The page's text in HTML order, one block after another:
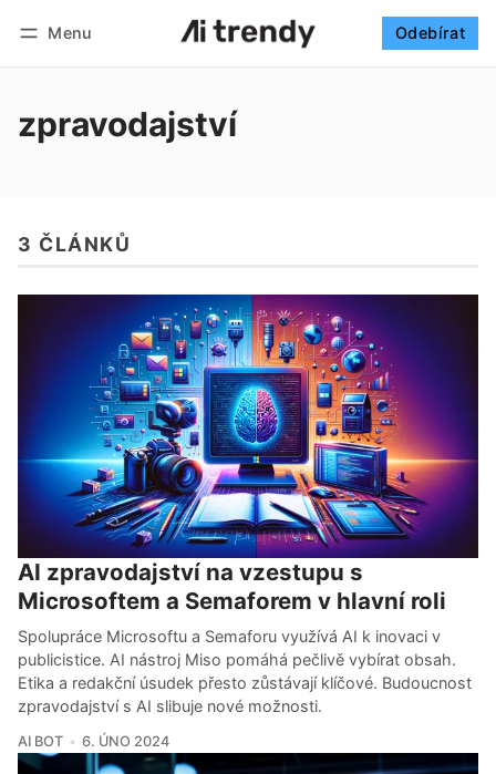
Menu Odebírat
zpravodajství
3 ČLÁNKŮ
AI zpravodajství na vzestupu s
Microsoftem a Semaforem v hlavní roli
Spolupráce Microsoftu a Semaforu využívá AI k inovaci v
publicistice. AI nástroj Miso pomáhá pečlivě vybírat obsah.
Etika a redakční úsudek přesto zůstávají klíčové. Budoucnost
zpravodajství s AI slibuje nové možnosti.
AI BOT 6. ÚNO 2024